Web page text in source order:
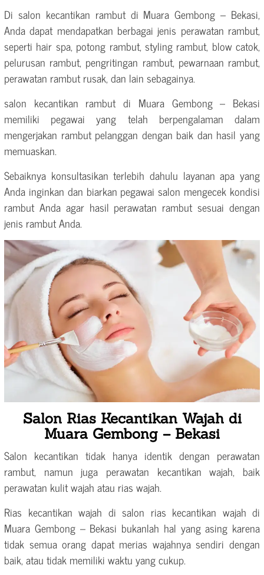
Di salon kecantikan rambut di Muara Gembong – Bekasi,
Anda dapat mendapatkan berbagai jenis perawatan rambut,
seperti hair spa, potong rambut, styling rambut, blow catok,
pelurusan rambut, pengritingan rambut, pewarnaan rambut,
perawatan rambut rusak, dan lain sebagainya.
salon kecantikan rambut di Muara Gembong – Bekasi
memiliki pegawai yang telah berpengalaman dalam
mengerjakan rambut pelanggan dengan baik dan hasil yang
memuaskan.
Sebaiknya konsultasikan terlebih dahulu layanan apa yang
Anda inginkan dan biarkan pegawai salon mengecek kondisi
rambut Anda agar hasil perawatan rambut sesuai dengan
jenis rambut Anda.
Salon Rias Kecantikan Wajah di
Muara Gembong – Bekasi
Salon kecantikan tidak hanya identik dengan perawatan
rambut, namun juga perawatan kecantikan wajah, baik
perawatan kulit wajah atau rias wajah.
Rias kecantikan wajah di salon rias kecantikan wajah di
Muara Gembong – Bekasi bukanlah hal yang asing karena
tidak semua orang dapat merias wajahnya sendiri dengan
baik, atau tidak memiliki waktu yang cukup.